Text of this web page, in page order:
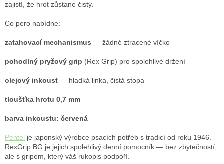
zajistí, že hrot zůstane čistý.
Co pero nabídne:
zatahovací mechanismus — žádné ztracené víčko
pohodlný pryžový grip (Rex Grip) pro spolehlivé držení
olejový inkoust — hladká linka, čistá stopa
tloušťka hrotu 0,7 mm
barva inkoustu: červená
Pentel je japonský výrobce psacích potřeb s tradicí od roku 1946.
RexGrip BG je jejich spolehlivý denní pomocník — bez zbytečností,
ale s gripem, který váš rukopis podpoří.